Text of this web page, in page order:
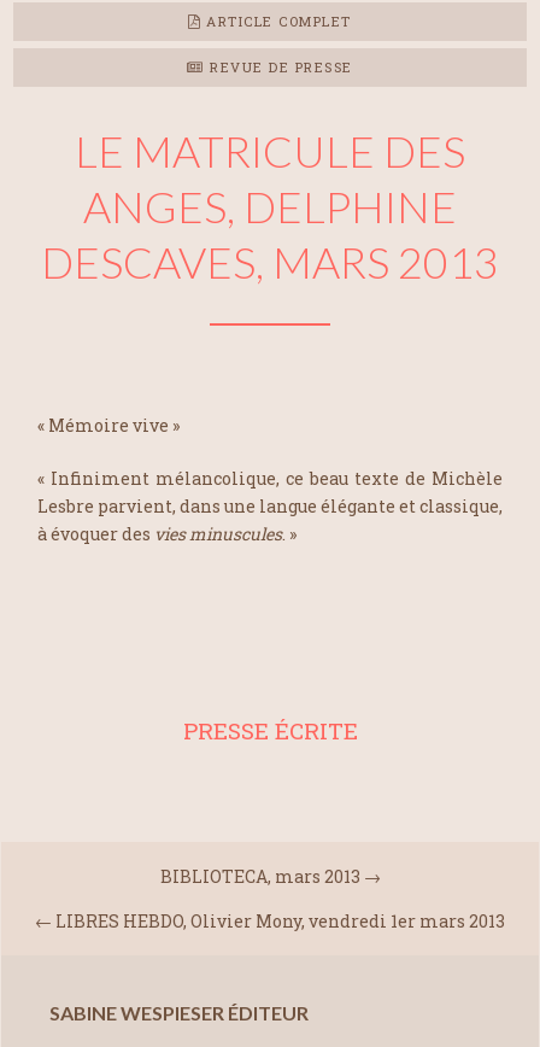
ARTICLE COMPLET
REVUE DE PRESSE
LE MATRICULE DES
ANGES, DELPHINE
DESCAVES, MARS 2013
« Mémoire vive »
« Infiniment mélancolique, ce beau texte de Michèle
Lesbre parvient, dans une langue élégante et classique,
à évoquer des vies minuscules. »
PRESSE ÉCRITE
BIBLIOTECA, mars 2013 →
← LIBRES HEBDO, Olivier Mony, vendredi 1er mars 2013
SABINE WESPIESER ÉDITEUR